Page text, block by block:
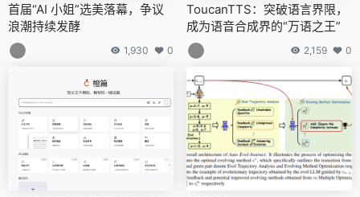
首届“AI 小姐”选美落幕，争议
浪潮持续发酵
1,930 0
ToucanTTS：突破语言界限，
成为语音合成界的“万语之王”
2,159 0